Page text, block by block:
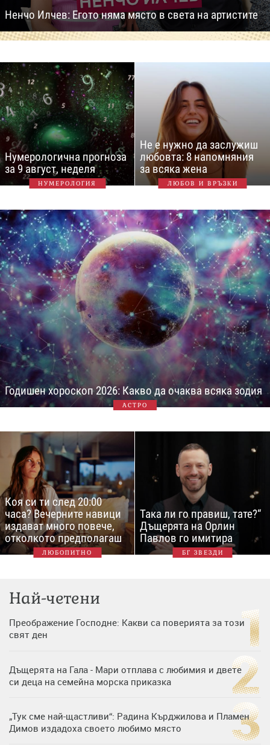
Ненчо Илчев: Егото няма място в света на артистите
Нумерологична прогноза
за 9 август, неделя
НУМЕРОЛОГИЯ
Не е нужно да заслужиш
любовта: 8 напомняния
за всяка жена
ЛЮБОВ И ВРЪЗКИ
Годишен хороскоп 2026: Какво да очаква всяка зодия
АСТРО
Коя си ти след 20:00
часа? Вечерните навици
издават много повече,
отколкото предполагаш
ЛЮБОПИТНО
Така ли го правиш, тате?“
Дъщерята на Орлин
Павлов го имитира
БГ ЗВЕЗДИ
Най-четени
Преображение Господне: Какви са поверията за този
свят ден
Дъщерята на Гала - Мари отплава с любимия и двете
си деца на семейна морска приказка
„Тук сме най-щастливи“: Радина Кърджилова и Пламен
Димов издадоха своето любимо място